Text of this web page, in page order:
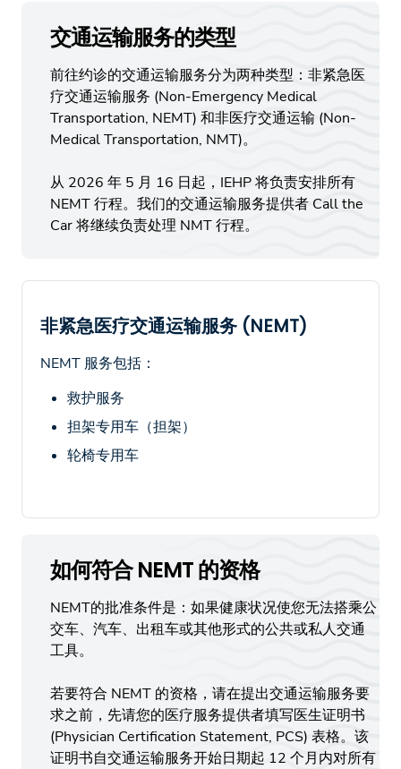
交通运输服务的类型
前往约诊的交通运输服务分为两种类型：非紧急医
疗交通运输服务 (Non-Emergency Medical
Transportation, NEMT) 和非医疗交通运输 (Non-
Medical Transportation, NMT)。
从 2026 年 5 月 16 日起，IEHP 将负责安排所有
NEMT 行程。我们的交通运输服务提供者 Call the
Car 将继续负责处理 NMT 行程。
非紧急医疗交通运输服务 (NEMT)
NEMT 服务包括：
救护服务
担架专用车（担架）
轮椅专用车
如何符合 NEMT 的资格
NEMT的批准条件是：如果健康状况使您无法搭乘公
交车、汽车、出租车或其他形式的公共或私人交通
工具。
若要符合 NEMT 的资格，请在提出交通运输服务要
求之前，先请您的医疗服务提供者填写医生证明书
(Physician Certification Statement, PCS) 表格。该
证明书自交通运输服务开始日期起 12 个月内对所有